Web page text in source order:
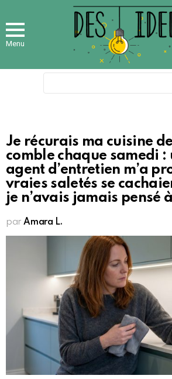
Menu
Je récurais ma cuisine
comble chaque samedi :
agent d’entretien m’a
vraies saletés se
je n’avais jamais pensé
par Amara L.